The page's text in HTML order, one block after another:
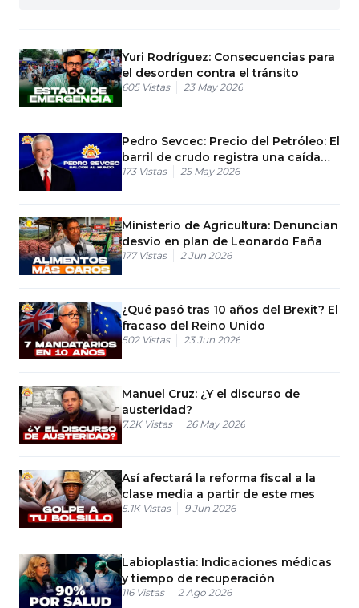
Yuri Rodríguez: Consecuencias para
el desorden contra el tránsito
605 Vistas 23 May 2026
Pedro Sevcec: Precio del Petróleo: El
barril de crudo registra una caída
del 10% en una semana
173 Vistas 25 May 2026
Ministerio de Agricultura: Denuncian
desvío en plan de Leonardo Faña
177 Vistas 2 Jun 2026
¿Qué pasó tras 10 años del Brexit? El
fracaso del Reino Unido
502 Vistas 23 Jun 2026
Manuel Cruz: ¿Y el discurso de
austeridad?
7.2K Vistas 26 May 2026
Así afectará la reforma fiscal a la
clase media a partir de este mes
5.1K Vistas 9 Jun 2026
Labioplastia: Indicaciones médicas
y tiempo de recuperación
116 Vistas 2 Ago 2026